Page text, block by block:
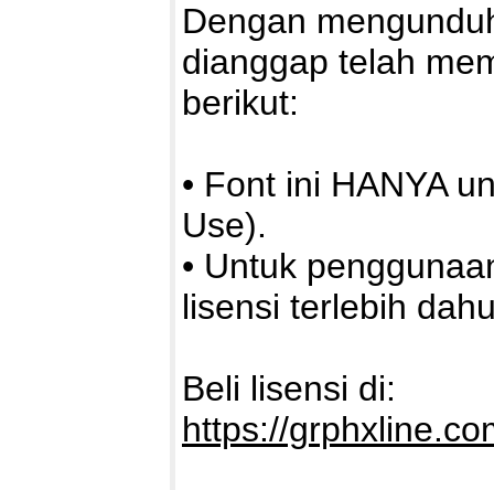
Dengan
dianggap telah
berikut:
• Font ini HANYA
Use).
• Untuk
lisensi terlebih
Beli lisensi di:
https://